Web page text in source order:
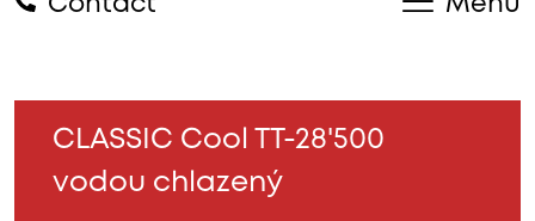
Contact Menu
CLASSIC Cool TT-28'500
vodou chlazený